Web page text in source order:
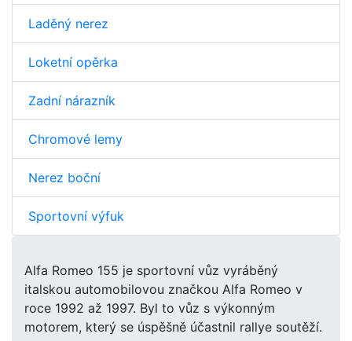
Laděný nerez
Loketní opěrka
Zadní nárazník
Chromové lemy
Nerez boční
Sportovní výfuk
Alfa Romeo 155 je sportovní vůz vyráběný
italskou automobilovou značkou Alfa Romeo v
roce 1992 až 1997. Byl to vůz s výkonným
motorem, který se úspěšně účastnil rallye soutěží.